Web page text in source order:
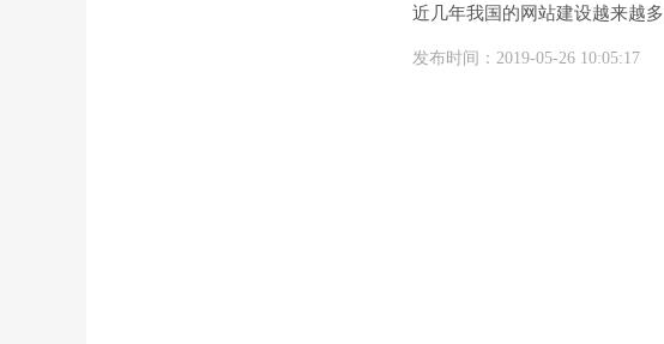
近几年我国的网站建设越来越
的seo和国内的seo有什么区别
发布时间：2019-05-26 10:05:17